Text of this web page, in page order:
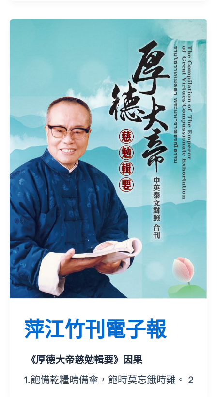
萍江竹刊電子報
《厚德大帝慈勉輯要》因果
1.飽備乾糧晴備傘，飽時莫忘餓時難。 2